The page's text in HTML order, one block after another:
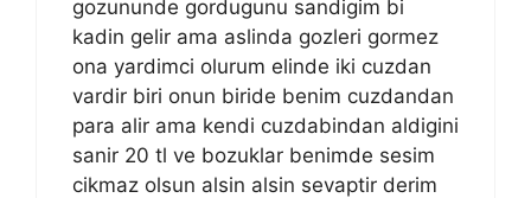
gozununde gordugunu sandigim bi
kadin gelir ama aslinda gozleri gormez
ona yardimci olurum elinde iki cuzdan
vardir biri onun biride benim cuzdandan
para alir ama kendi cuzdabindan aldigini
sanir 20 tl ve bozuklar benimde sesim
cikmaz olsun alsin alsin sevaptir derim